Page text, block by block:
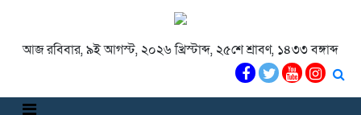
আজ রবিবার, ৯ই আগস্ট, ২০২৬ খ্রিস্টাব্দ, ২৫শে শ্রাবণ, ১৪৩৩ বঙ্গাব্দ